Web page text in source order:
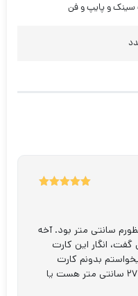
و پایپ و فن
سانتی متر بود. آخه
انگار این کارت
بدونم کارت
دقیقا براساس نوشته ها، ۲۷ سانتی متر هست یا